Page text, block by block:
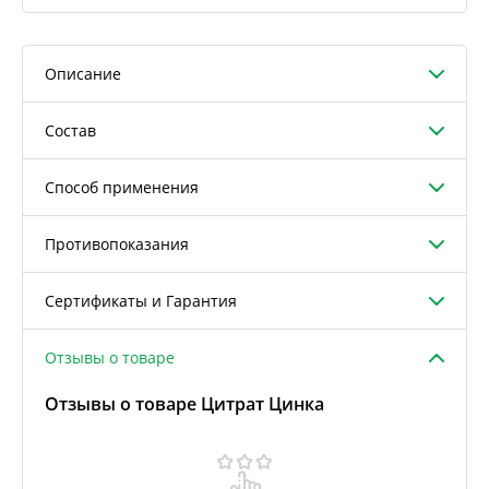
Описание
Состав
Способ применения
Противопоказания
Сертификаты и Гарантия
Отзывы о товаре
Отзывы о товаре Цитрат Цинка